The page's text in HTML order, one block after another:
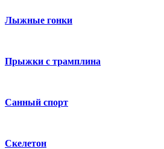
Лыжные гонки
Прыжки с трамплина
Санный спорт
Скелетон